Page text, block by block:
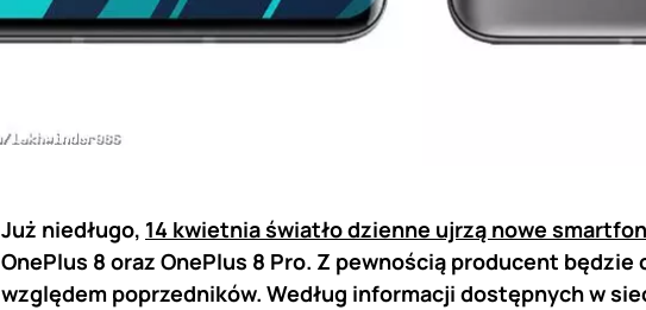
Już niedługo, 14 kwietnia światło dzienne ujrzą nowe
OnePlus 8 oraz OnePlus 8 Pro. Z pewnością producent będzie
względem poprzedników. Według informacji dostępnych w